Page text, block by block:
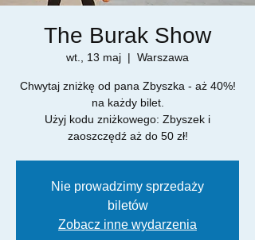
The Burak Show
wt., 13 maj
  |
Warszawa
Chwytaj zniżkę od pana Zbyszka - aż 40%!
na każdy bilet.
Użyj kodu zniżkowego: Zbyszek i
zaoszczędź aż do 50 zł!
Nie prowadzimy sprzedaży
biletów
Zobacz inne wydarzenia